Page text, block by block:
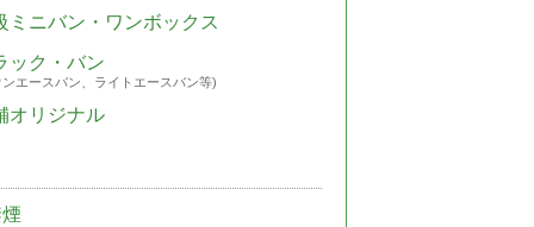
ミニバン・ワンボックス
ック・バン
エースバン、ライトエースバン等)
オリジナル